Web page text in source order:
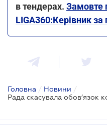
в тендерах. Замовте
LIGA360:Керівник
Головна / Новини /